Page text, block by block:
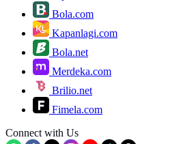
Bola.com
Kapanlagi.com
Bola.net
Merdeka.com
Brilio.net
Fimela.com
Connect with Us